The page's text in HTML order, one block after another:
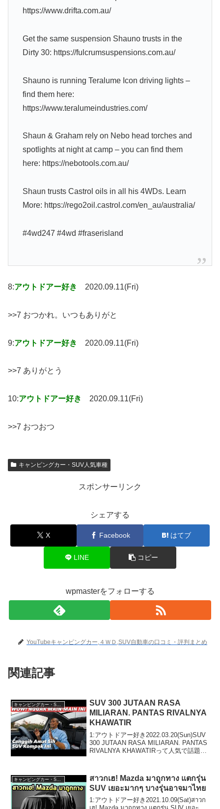
https://www.drifta.com.au/
Get the same suspension Shauno trusts in the
Dirty 30: https://fulcrumsuspensions.com.au/
Shauno is running Teralume Icon driving lights –
find them here:
https://www.teralumeindustries.com/
Shaun & Graham rely on Nebo head torches and
spotlights at night at camp – you can find them
here: https://nebotools.com.au/
Shaun trusts Castrol oils in all his 4WDs. Learn
More: https://rego2oil.castrol.com/en_au/australia/
#4wd247 #4wd #fraserisland
8:アウトドアー好き 2020.09.11(Fri)
>>7 おつかれ。いつもありがと
9:アウトドアー好き 2020.09.11(Fri)
>>7 ありがとう
10:アウトドアー好き 2020.09.11(Fri)
>>7 おつおつ
キャンピングカー・SUV人気車種
スポンサーリンク
シェアする
X Facebook はてブ
LINE コピー
wpmasterをフォローする
YouTubeキャンピングカー,４ＷＤ,SUV自動車の口コミ・評判まとめ
関連記事
SUV 300 JUTAAN RASA
MILIARAN. PANTAS RIVALNYA
KHAWATIR
1:アウトドアー好き2022.03.20(Sun)SUV
300 JUTAAN RASA MILIARAN. PANTAS
RIVALNYA KHAWATIRって人気で話題ら
キャンピングカー・SUV人気車種
สาวกเฮ! Mazda มาถูกทาง แตกรุ่น
SUV เยอะมากๆ บางรุ่นอาจมาไทย
1:アウトドアー好き2021.10.09(Sat)สาวก